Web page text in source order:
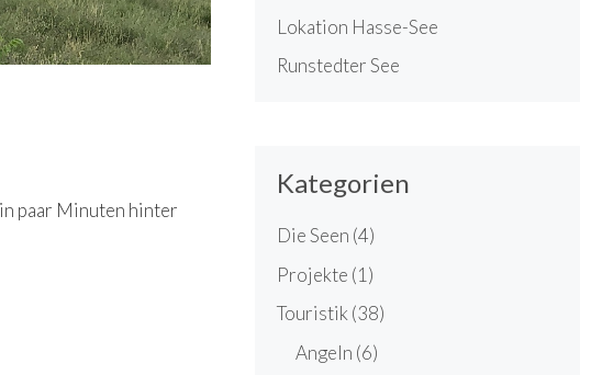
paar Minuten hinter
Lokation Hasse-See
Runstedter See
Kategorien
Die Seen (4)
Projekte (1)
Touristik (38)
Angeln (6)